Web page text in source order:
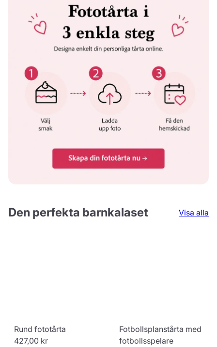
Den perfekta barnkalaset Visa alla
Rund fototårta
427,00 kr
Fotbollsplanstårta med
fotbollsspelare